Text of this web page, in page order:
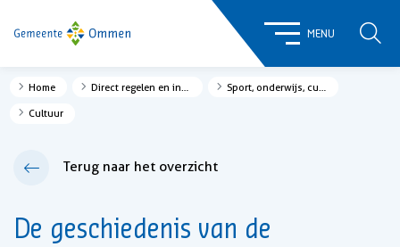
MENU
Home
Cultuur
Terug naar het overzicht
De geschiedenis van de